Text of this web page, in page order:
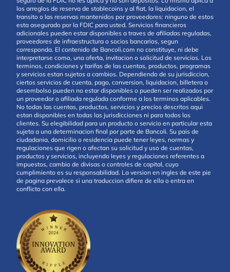
los arreglos de reserva de stablecoins y al fiat, la liquidacion, el
transito o las reservas mantenidos por proveedores: ninguno de estos
esta asegurado por la FDIC para usted. Servicios financieros
adicionales pueden estar disponibles a traves de afiliadas reguladas,
proveedores de infraestructura o socios bancarios, segun
corresponda. El contenido de Bancoli.com no constituye, ni debe
interpretarse como, una oferta, invitacion o solicitud de servicios. Los
terminos, condiciones y tarifas de las cuentas, productos, programas
y servicios estan sujetos a cambios. Dependiendo de su jurisdiccion,
ciertos servicios de cuenta, pago, conversion, liquidacion, billetera o
desembolso pueden no estar disponibles o pueden ser realizados por
un proveedor o afiliada regulada conforme a los terminos aplicables.
No todas las cuentas, productos, servicios y precios descritos aqui
estan disponibles en todas las jurisdicciones ni para todos los
clientes. Su elegibilidad para un producto o servicio en particular esta
sujeta a una determinacion final por parte de Bancoli. Su pais de
ciudadania, domicilio o residencia puede tener leyes, normas y
regulaciones que rigen o afectan su solicitud y uso de cuentas,
productos y servicios, incluyendo leyes y regulaciones referentes a
impuestos, cambio de divisas o controles de capital, cuyo
cumplimiento es su responsabilidad. La version en ingles de este pie
de pagina prevalece si una traduccion difiere de ella o entra en
conflicto con ella.